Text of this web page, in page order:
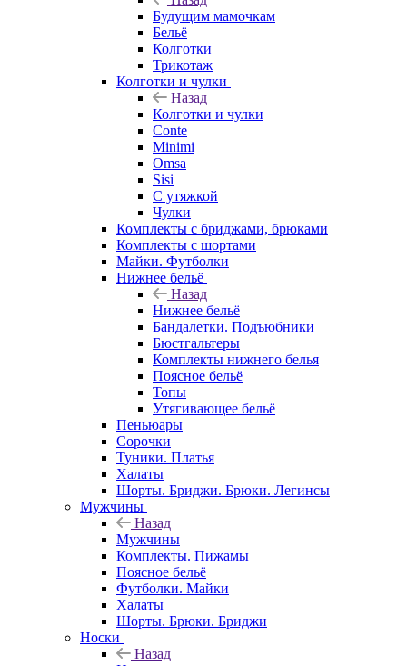
Будущим мамочкам
Бельё
Колготки
Трикотаж
Колготки и чулки
Назад
Колготки и чулки
Conte
Minimi
Omsa
Sisi
С утяжкой
Чулки
Комплекты с бриджами, брюками
Комплекты с шортами
Майки. Футболки
Нижнее бельё
Назад
Нижнее бельё
Бандалетки. Подъюбники
Бюстгальтеры
Комплекты нижнего белья
Поясное бельё
Топы
Утягивающее бельё
Пеньюары
Сорочки
Туники. Платья
Халаты
Шорты. Бриджи. Брюки. Легинсы
Мужчины
Назад
Мужчины
Комплекты. Пижамы
Поясное бельё
Футболки. Майки
Халаты
Шорты. Брюки. Бриджи
Носки
Назад